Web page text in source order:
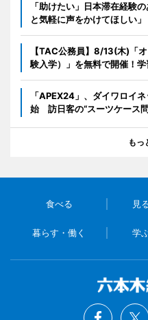
「助けたい」日本滞在経験
と気軽に声をかけてほしい」
【TAC公務員】8/13(木)「
験入学）」を無料で開催！学
「APEX24」、ダイワロイ
始 訪日客の“スーツケース
もっ
食べる 見
暮らす・働く 学